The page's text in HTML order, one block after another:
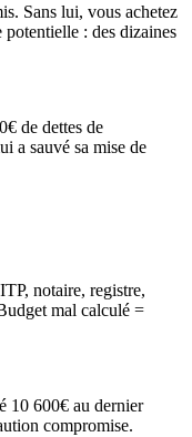
Sans lui, vous achetez
: des dizaines
de dettes de
a sauvé sa mise de
notaire, registre,
mal calculé =
10 600€ au dernier
compromise.